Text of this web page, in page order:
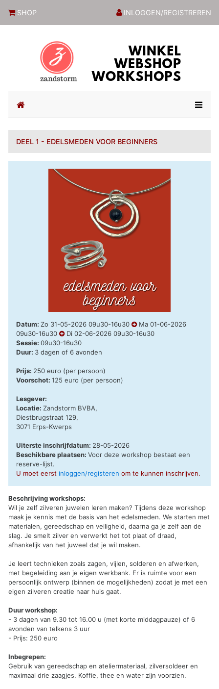
SHOP INLOGGEN/REGISTREREN
(current)
DEEL 1 - EDELSMEDEN VOOR BEGINNERS
Datum: Zo 31-05-2026 09u30-16u30
Ma 01-06-2026
09u30-16u30
Di 02-06-2026 09u30-16u30
Sessie:09u30-16u30
Duur: 3 dagen of 6 avonden
Prijs: 250 euro (per persoon)
Voorschot:125 euro (per persoon)
Lesgever:
Locatie: Zandstorm BVBA,
Diestbrugstraat 129,
3071 Erps-Kwerps
Uiterste inschrijfdatum: 28-05-2026
Beschikbare plaatsen:Voor deze workshop bestaat een
reserve-lijst.
U moet eerst inloggen/registeren om te kunnen inschrijven.
Beschrijving workshops:
Wil je zelf zilveren juwelen leren maken? Tijdens deze workshop
maak je kennis met de basis van het edelsmeden. We starten met
materialen, gereedschap en veiligheid, daarna ga je zelf aan de
slag. Je smelt zilver en verwerkt het tot plaat of draad,
afhankelijk van het juweel dat je wil maken.
Je leert technieken zoals zagen, vijlen, solderen en afwerken,
met begeleiding aan je eigen werkbank. Er is ruimte voor een
persoonlijk ontwerp (binnen de mogelijkheden) zodat je met een
eigen zilveren creatie naar huis gaat.
Duur workshop:
- 3 dagen van 9.30 tot 16.00 u (met korte middagpauze) of 6
avonden van telkens 3 uur
- Prijs: 250 euro
Inbegrepen:
Gebruik van gereedschap en ateliermateriaal, zilversoldeer en
maximaal drie zaagjes. Koffie, thee en water zijn voorzien.